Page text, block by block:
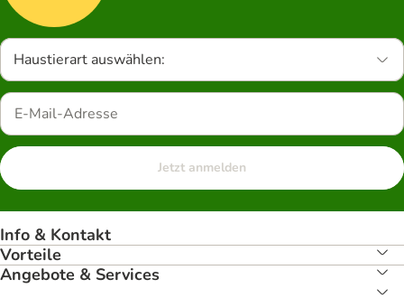
Haustierart auswählen:
Jetzt anmelden
Info & Kontakt
Vorteile
Angebote & Services